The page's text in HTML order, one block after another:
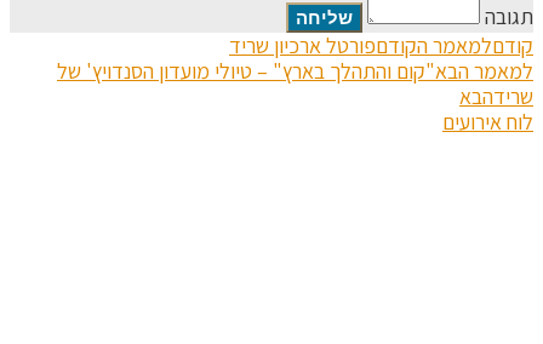
תגובה
קודםלמאמר הקודםפורטל ארכיון שריד
למאמר הבא"קום והתהלך בארץ" – טיולי מועדון הסנדויץ' של
שרידהבא
לוח אירועים